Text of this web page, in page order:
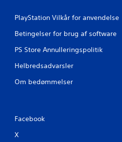
PlayStation Vilkår for anvendelse
Betingelser for brug af software
PS Store Annulleringspolitik
Helbredsadvarsler
Om bedømmelser
Facebook
X